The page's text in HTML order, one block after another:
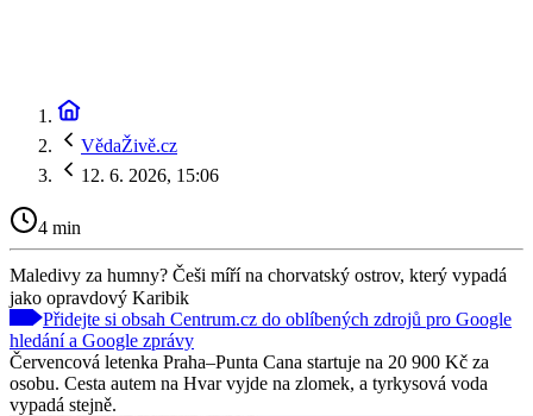
VědaŽivě.cz
12. 6. 2026, 15:06
4 min
Maledivy za humny? Češi míří na chorvatský ostrov, který vypadá
jako opravdový Karibik
Přidejte si obsah Centrum.cz do oblíbených zdrojů pro Google
hledání a Google zprávy
Červencová letenka Praha–Punta Cana startuje na 20 900 Kč za
osobu. Cesta autem na Hvar vyjde na zlomek, a tyrkysová voda
vypadá stejně.